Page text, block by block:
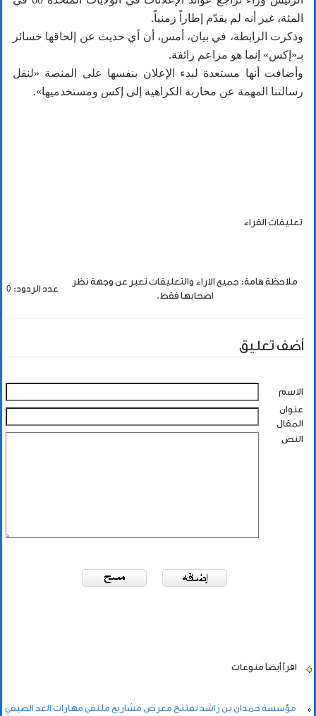
المئة، غير أنه لم يقدّم إطاراً زمنياً.
وذكرت الرابطة، في بيان، أمس، أن أي حديث عن إلحاقها خسائر
بـ«إكس» إنما هو مزاعم زائفة.
وأضافت أنها مستعدة لبدء الإعلان بنفسها على المنصة «لنقل
رسالتنا المهمة عن محاربة الكراهية إلى إكس ومستخدميها».
تعليقات القراء
ملاحظة هامة: جميع الاراء والتعليقات تعبر عن وجهة نظر
اصحابها فقط.
عدد الردود: 0
أضف تعليق
الاسم
عنوان
المقال
النص
اقرأ أيضاً منوعات
مؤسسة حمدان بن راشد تفتتح معرض مشاريع ملتقى مهارات الغد الصيفي